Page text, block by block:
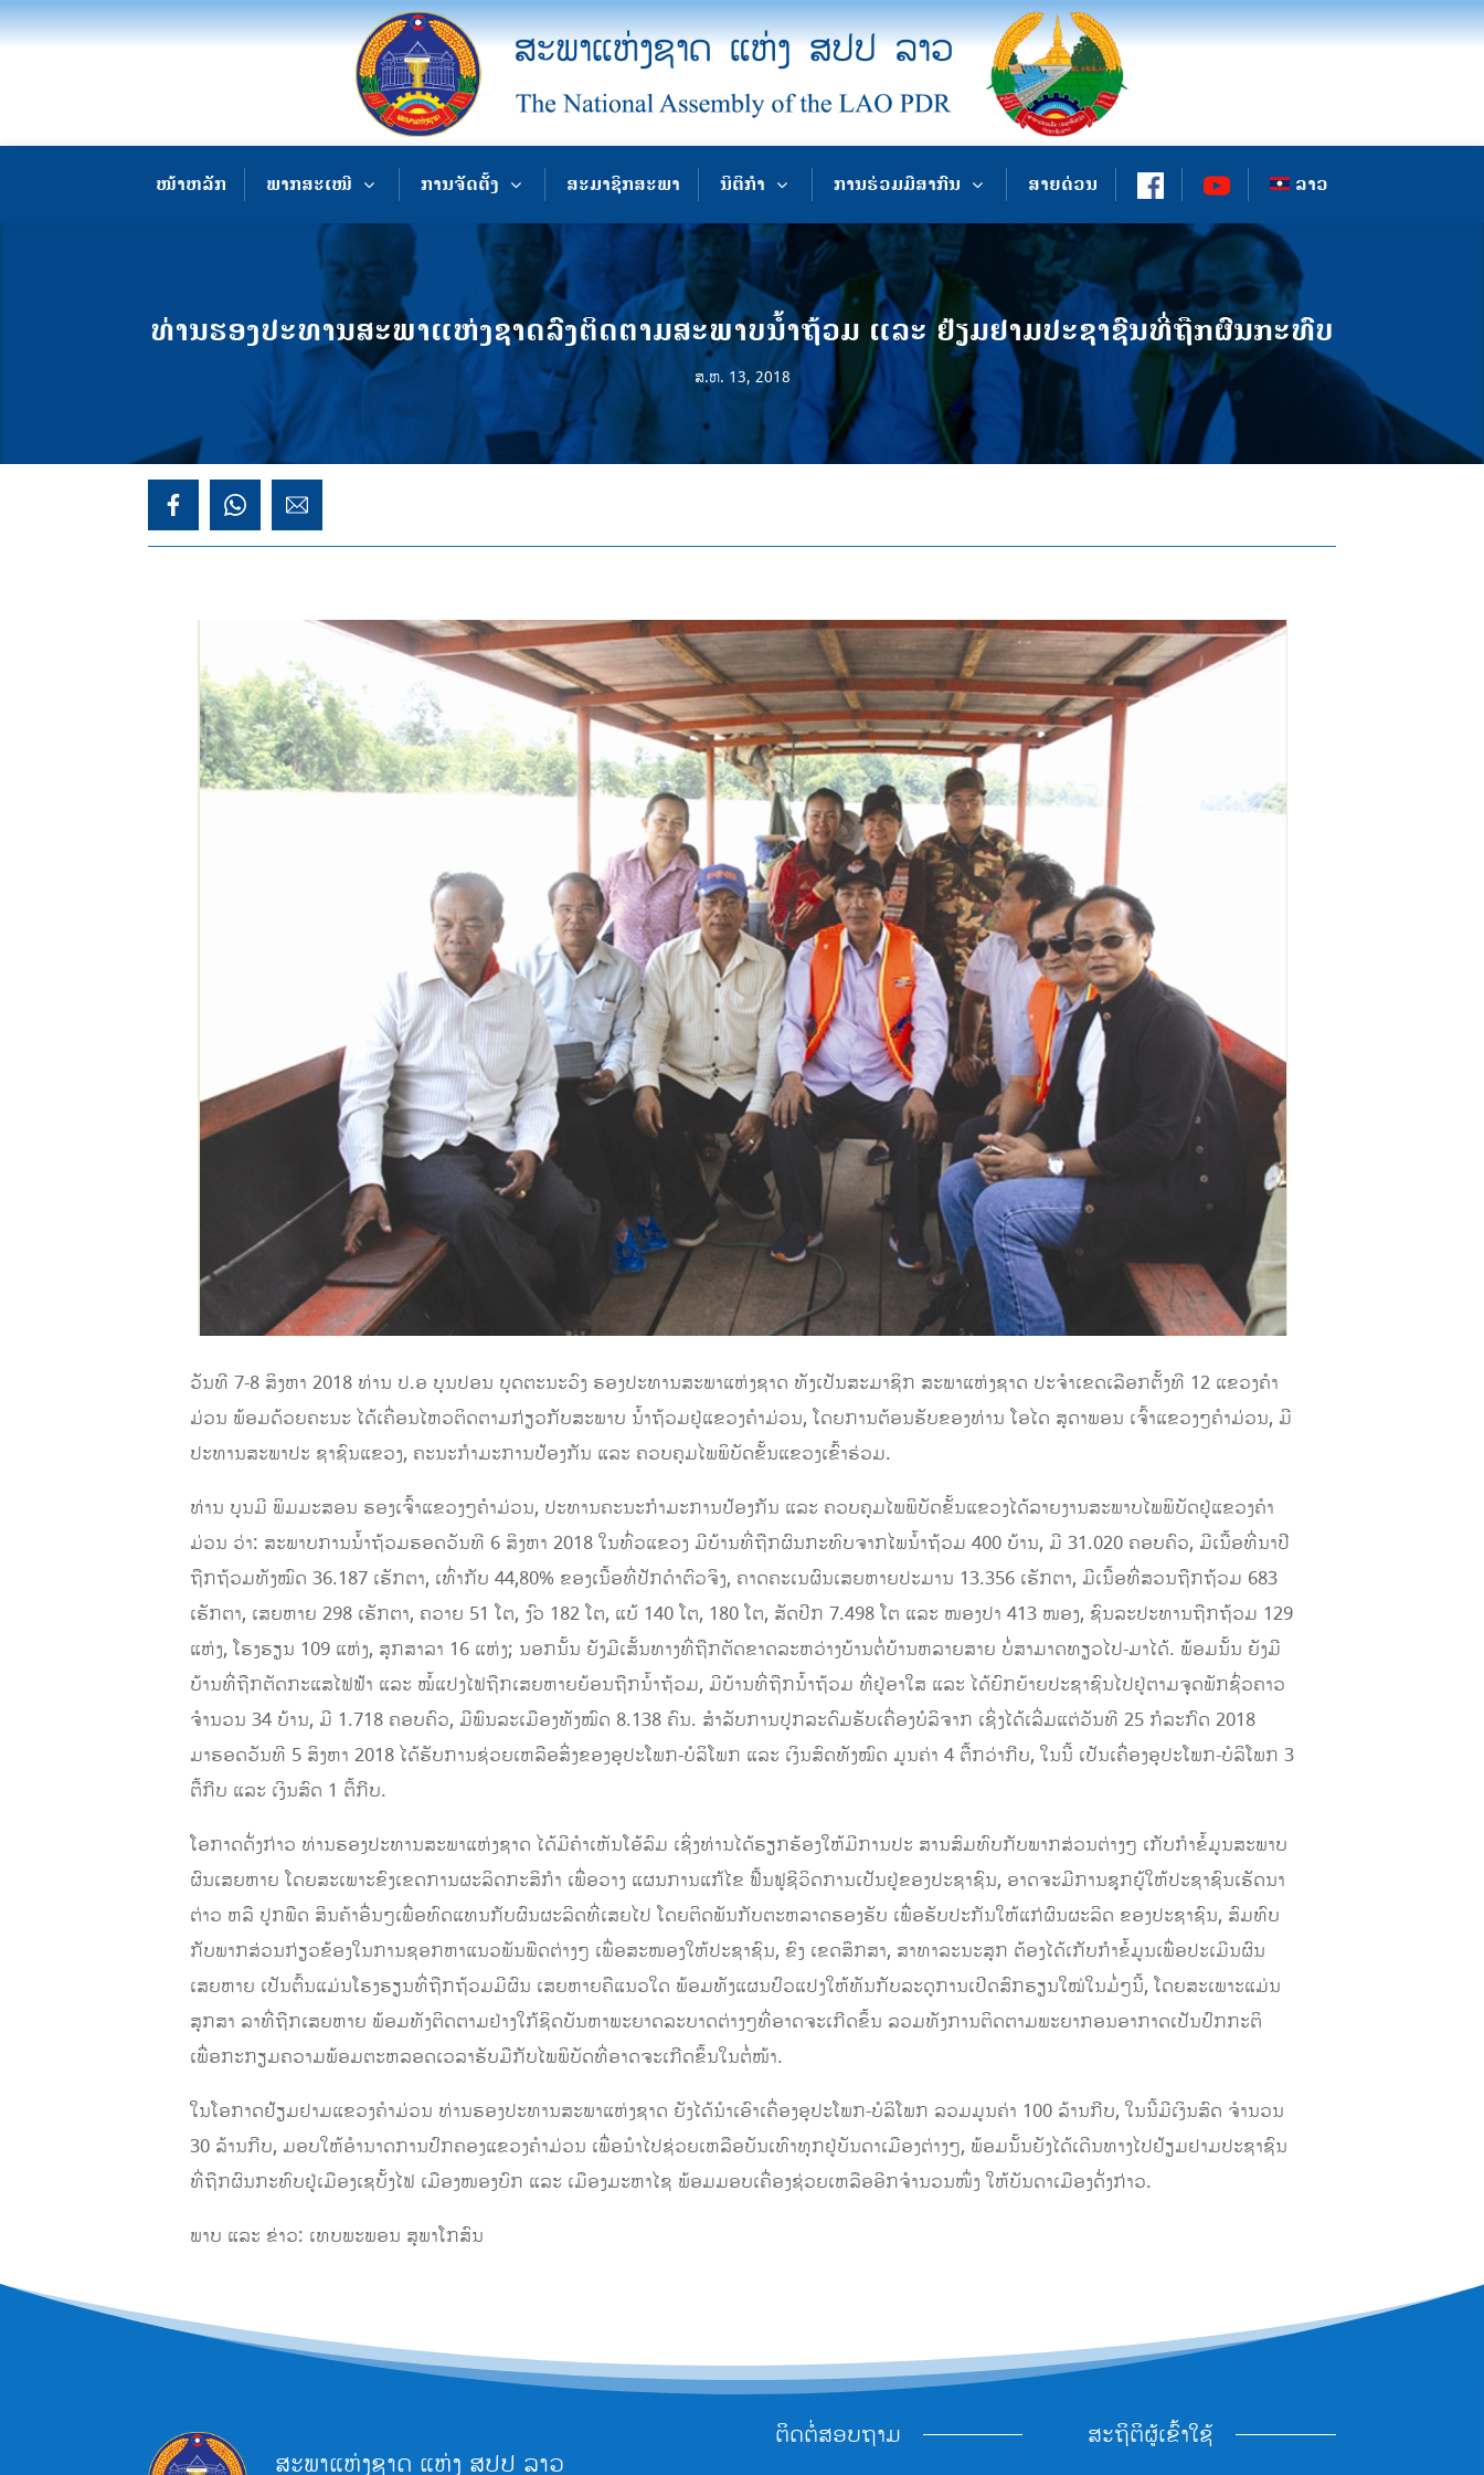
ໜ້າຫລັກ ພາກສະເໜີ ການຈັດຕັ້ງ ສະມາຊິກສະພາ ນິຕິກຳ ການຮ່ວມມືສາກົນ ສາຍດ່ວນ ລາວ
ທ່ານຮອງປະທານສະພາແຫ່ງຊາດລົງຕິດຕາມສະພາບນໍ້າຖ້ວມ ແລະ ຢ້ຽມຢາມປະຊາຊົນທີ່ຖືກຜົນກະທົບ
ສ.ຫ. 13, 2018
ວັນທີ 7-8 ສິງຫາ 2018 ທ່ານ ປ.ອ ບຸນປອນ ບຸດຕະນະວົງ ຮອງປະທານສະພາແຫ່ງຊາດ ທັງເປັນສະມາຊິກ ສະພາແຫ່ງຊາດ ປະຈໍາເຂດເລືອກຕັ້ງທີ 12 ແຂວງຄຳ
ມ່ວນ ພ້ອມດ້ວຍຄະນະ ໄດ້ເຄື່ອນໄຫວຕິດຕາມກ່ຽວກັບສະພາບ ນໍ້າຖ້ວມຢູ່ແຂວງຄຳມ່ວນ, ໂດຍການຕ້ອນຮັບຂອງທ່ານ ໂອໄດ ສຸດາພອນ ເຈົ້າແຂວງໆຄໍາມ່ວນ, ມີ
ປະທານສະພາປະ ຊາຊົນແຂວງ, ຄະນະກຳມະການປ້ອງກັນ ແລະ ຄວບຄຸມໄພພິບັດຂັ້ນແຂວງເຂົ້າຮ່ວມ.
ທ່ານ ບຸນມີ ພິມມະສອນ ຮອງເຈົ້າແຂວງໆຄໍາມ່ວນ, ປະທານຄະນະກຳມະການປ້ອງກັນ ແລະ ຄວບຄຸມໄພພິບັດຂັ້ນແຂວງໄດ້ລາຍງານສະພາບໄພພິບັດຢູ່ແຂວງຄໍາ
ມ່ວນ ວ່າ: ສະພາບການນໍ້າຖ້ວມຮອດວັນທີ 6 ສິງຫາ 2018 ໃນທົ່ວແຂວງ ມີບ້ານທີ່ຖືກຜົນກະທົບຈາກໄພນໍ້າຖ້ວມ 400 ບ້ານ, ມີ 31.020 ຄອບຄົວ, ມີເນື້ອທີ່ນາປີ
ຖືກຖ້ວມທັງໝົດ 36.187 ເຮັກຕາ, ເທົ່າກັບ 44,80% ຂອງເນື້ອທີ່ປັກດໍາຕົວຈິງ, ຄາດຄະເນຜົນເສຍຫາຍປະມານ 13.356 ເຮັກຕາ, ມີເນື້ອທີ່ສວນຖືກຖ້ວມ 683
ເຮັກຕາ, ເສຍຫາຍ 298 ເຮັກຕາ, ຄວາຍ 51 ໂຕ, ງົວ 182 ໂຕ, ແບ້ 140 ໂຕ, 180 ໂຕ, ສັດປີກ 7.498 ໂຕ ແລະ ໜອງປາ 413 ໜອງ, ຊົນລະປະທານຖືກຖ້ວມ 129
ແຫ່ງ, ໂຮງຮຽນ 109 ແຫ່ງ, ສຸກສາລາ 16 ແຫ່ງ; ນອກນັ້ນ ຍັງມີເສັ້ນທາງທີ່ຖືກຕັດຂາດລະຫວ່າງບ້ານຕໍ່ບ້ານຫລາຍສາຍ ບໍ່ສາມາດທຽວໄປ-ມາໄດ້. ພ້ອມນັ້ນ ຍັງມີ
ບ້ານທີ່ຖືກຕັດກະແສໄຟຟ້າ ແລະ ໝໍ້ແປງໄຟຖືກເສຍຫາຍຍ້ອນຖືກນໍ້າຖ້ວມ, ມີບ້ານທີ່ຖືກນໍ້າຖ້ວມ ທີ່ຢູ່ອາໃສ ແລະ ໄດ້ຍົກຍ້າຍປະຊາຊົນໄປຢູ່ຕາມຈຸດພັກຊົ່ວຄາວ
ຈໍານວນ 34 ບ້ານ, ມີ 1.718 ຄອບຄົວ, ມີພົນລະເມືອງທັງໝົດ 8.138 ຄົນ. ສໍາລັບການປຸກລະດົມຮັບເຄື່ອງບໍລິຈາກ ເຊິ່ງໄດ້ເລີ່ມແຕ່ວັນທີ 25 ກໍລະກົດ 2018
ມາຮອດວັນທີ 5 ສິງຫາ 2018 ໄດ້ຮັບການຊ່ວຍເຫລືອສິ່ງຂອງອຸປະໂພກ-ບໍລິໂພກ ແລະ ເງິນສົດທັງໝົດ ມູນຄ່າ 4 ຕື້ກວ່າກີບ, ໃນນີ້ ເປັນເຄື່ອງອຸປະໂພກ-ບໍລິໂພກ 3
ຕື້ກີບ ແລະ ເງິນສົດ 1 ຕື້ກີບ.
ໂອກາດດັ່ງກ່າວ ທ່ານຮອງປະທານສະພາແຫ່ງຊາດ ໄດ້ມີຄໍາເຫັນໂອ້ລົມ ເຊິ່ງທ່ານໄດ້ຮຽກຮ້ອງໃຫ້ມີການປະ ສານສົມທົບກັບພາກສ່ວນຕ່າງໆ ເກັບກໍາຂໍ້ມູນສະພາບ
ຜົນເສຍຫາຍ ໂດຍສະເພາະຂົງເຂດການຜະລິດກະສິກຳ ເພື່ອວາງ ແຜນການແກ້ໄຂ ຟື້ນຟູຊີວິດການເປັນຢູ່ຂອງປະຊາຊົນ, ອາດຈະມີການຊຸກຍູ້ໃຫ້ປະຊາຊົນເຮັດນາ
ຕ່າວ ຫລື ປູກພືດ ສິນຄ້າອື່ນໆເພື່ອທົດແທນກັບຜົນຜະລິດທີ່ເສຍໄປ ໂດຍຕິດພັນກັບຕະຫລາດຮອງຮັບ ເພື່ອຮັບປະກັນໃຫ້ແກ່ຜົນຜະລິດ ຂອງປະຊາຊົນ, ສົມທົບ
ກັບພາກສ່ວນກ່ຽວຂ້ອງໃນການຊອກຫາແນວພັນພືດຕ່າງໆ ເພື່ອສະໜອງໃຫ້ປະຊາຊົນ, ຂົງ ເຂດສຶກສາ, ສາທາລະນະສຸກ ຕ້ອງໄດ້ເກັບກໍາຂໍ້ມູນເພື່ອປະເມີນຜົນ
ເສຍຫາຍ ເປັນຕົ້ນແມ່ນໂຮງຮຽນທີ່ຖືກຖ້ວມມີຜົນ ເສຍຫາຍຄືແນວໃດ ພ້ອມທັງແຜນປົວແປງໃຫ້ທັນກັບລະດູການເປີດສົກຮຽນໃໝ່ໃນມໍ່ໆນີ້, ໂດຍສະເພາະແມ່ນ
ສຸກສາ ລາທີ່ຖືກເສຍຫາຍ ພ້ອມທັງຕິດຕາມຢ່າງໃກ້ຊິດບັນຫາພະຍາດລະບາດຕ່າງໆທີ່ອາດຈະເກີດຂຶ້ນ ລວມທັງການຕິດຕາມພະຍາກອນອາກາດເປັນປົກກະຕິ
ເພື່ອກະກຽມຄວາມພ້ອມຕະຫລອດເວລາຮັບມືກັບໄພພິບັດທີ່ອາດຈະເກີດຂຶ້ນໃນຕໍ່ໜ້າ.
ໃນໂອກາດຢ້ຽມຢາມແຂວງຄຳມ່ວນ ທ່ານຮອງປະທານສະພາແຫ່ງຊາດ ຍັງໄດ້ນຳເອົາເຄື່ອງອຸປະໂພກ-ບໍລິໂພກ ລວມມູນຄ່າ 100 ລ້ານກີບ, ໃນນີ້ມີເງິນສົດ ຈໍານວນ
30 ລ້ານກີບ, ມອບໃຫ້ອໍານາດການປົກຄອງແຂວງຄຳມ່ວນ ເພື່ອນຳໄປຊ່ວຍເຫລືອບັນເທົາທຸກຢູ່ບັນດາເມືອງຕ່າງໆ, ພ້ອມນັ້ນຍັງໄດ້ເດີນທາງໄປຢ້ຽມຢາມປະຊາຊົນ
ທີ່ຖືກຜົນກະທົບຢູ່ເມືອງເຊບັ້ງໄຟ ເມືອງໜອງບົກ ແລະ ເມືອງມະຫາໄຊ ພ້ອມມອບເຄື່ອງຊ່ວຍເຫລືອອີກຈໍານວນໜຶ່ງ ໃຫ້ບັນດາເມືອງດັ່ງກ່າວ.
ພາບ ແລະ ຂ່າວ: ເທບພະພອນ ສຸພາໂກສົນ
ສະພາແຫ່ງຊາດ ແຫ່ງ ສປປ ລາວ
ຕິດຕໍ່ສອບຖາມ ສະຖິຕິຜູ້ເຂົ້າໃຊ້